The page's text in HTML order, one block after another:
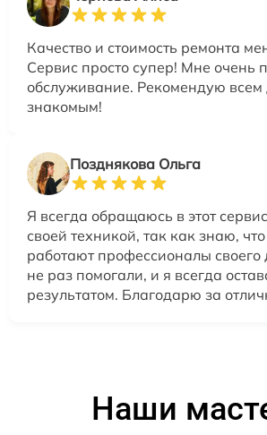
Качество и стоимость ремонта
Сервис просто супер! Мне очень
обслуживание. Рекомендую всем
знакомым!
Позднякова Ольга
Я всегда обращаюсь в этот
своей техникой, так как знаю,
работают профессионалы
не раз помогали, и я всегда
результатом. Благодарю за
Наши